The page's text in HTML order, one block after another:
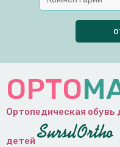
ОРТО
Ортопедическая обувь
детей